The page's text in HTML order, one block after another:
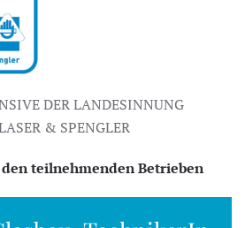
DER LANDESINNUNG
& SPENGLER
teilnehmenden Betrieben